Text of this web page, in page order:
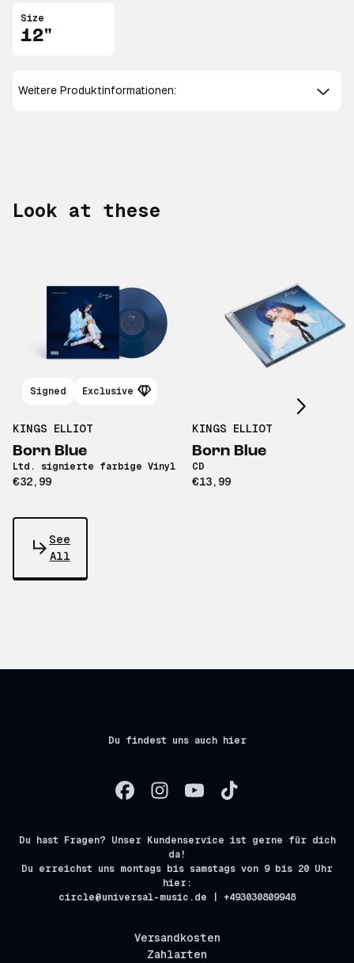
Size
12"
Weitere Produktinformationen:
Look at these
Signed Exclusive
KINGS ELLIOT
Born Blue
Ltd. signierte farbige Vinyl
€32,99
KINGS ELLIOT
Born Blue
CD
€13,99
Scroll right
See
All
Du findest uns auch hier
Du hast Fragen? Unser Kundenservice ist gerne für dich
da!
Du erreichst uns montags bis samstags von 9 bis 20 Uhr
hier:
circle@universal-music.de | +493030809948
Versandkosten
Zahlarten